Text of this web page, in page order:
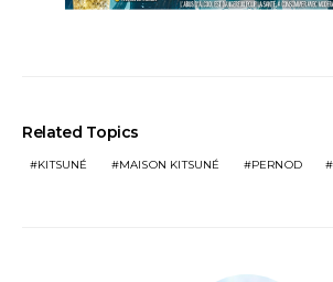
Related Topics
KITSUNÉ MAISON KITSUNÉ PERNOD